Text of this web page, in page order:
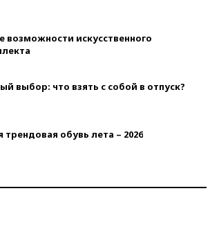
возможности искусственного
выбор: что взять с собой в отпуск?
трендовая обувь лета – 2026